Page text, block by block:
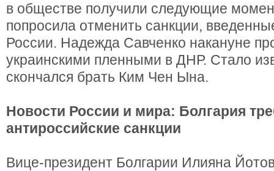
в обществе получили следующие
попросила отменить санкции,
России. Надежда Савченко накануне
украинскими пленными в ДНР. Стало
скончался брать Ким Чен Ына.
Новости России и мира: Болгария
антироссийские санкции
Вице-президент Болгарии Илияна